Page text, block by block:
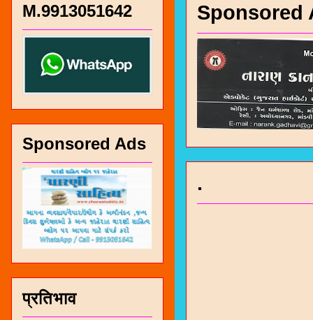
Sponsored
.
M.9913051642
Sponsored Ads
प्रतिभाव